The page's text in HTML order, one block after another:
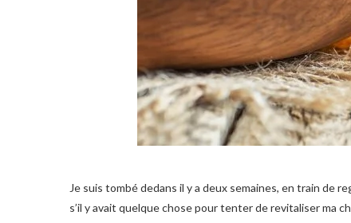
Je suis tombé dedans il y a deux semaines, en train de
s’il y avait quelque chose pour tenter de revitaliser ma